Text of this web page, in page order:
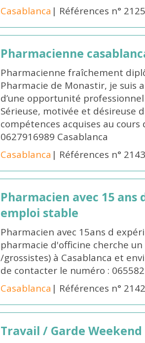
Casablanca | Références n°
Pharmacienne
Pharmacienne fraîchement
Pharmacie de Monastir, je suis
d’une opportunité
Sérieuse, motivée et désireuse
compétences acquises au
0627916989 Casablanca
Casablanca | Références n°
Pharmacien avec 15
emploi stable
Pharmacien avec 15ans d
pharmacie d'officine cherche
/grossistes) à Casablanca et
de contacter le numéro :
Casablanca | Références n°
Travail / Garde Weekend